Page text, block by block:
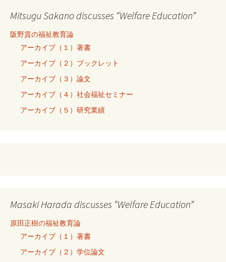
Mitsugu Sakano discusses “Welfare Education”
阪野貢の福祉教育論
アーカイブ（１）著書
アーカイブ（２）ブックレット
アーカイブ（３）論文
アーカイブ（４）社会福祉セミナー
アーカイブ（５）研究業績
Masaki Harada discusses “Welfare Education”
原田正樹の福祉教育論
アーカイブ（１）著書
アーカイブ（２）学位論文